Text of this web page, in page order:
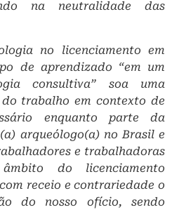
na neutralidade das
no licenciamento em
de aprendizado “em um
consultiva” soa uma
trabalho em contexto de
enquanto parte da
arqueólogo(a) no Brasil e
e trabalhadoras
do licenciamento
receio e contrariedade o
do nosso ofício, sendo